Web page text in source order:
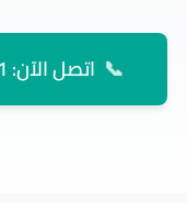
📞 اتصل الآن: 65089201